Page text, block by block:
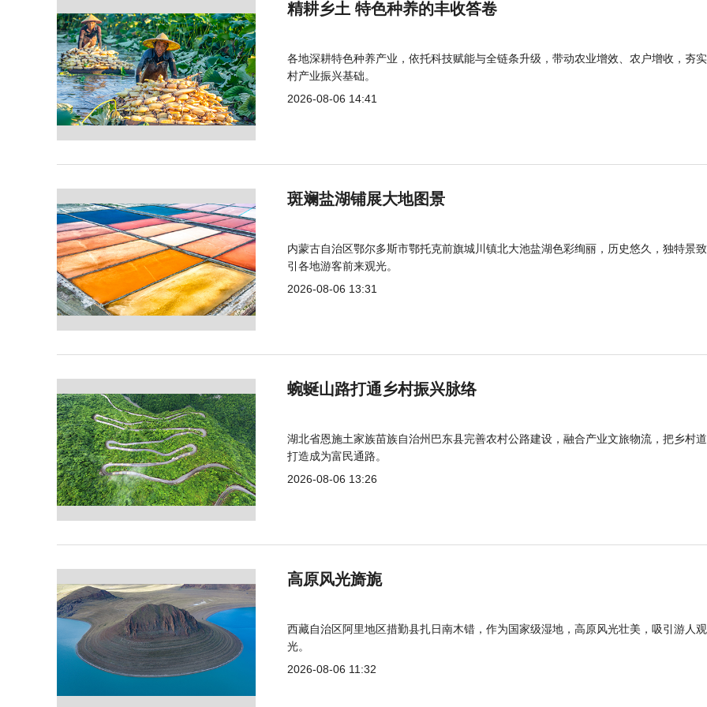
精耕乡土 特色种养的丰收答卷
各地深耕特色种养产业，依托科技赋能与全链条升级，带动农业增效、农户增收，夯
村产业振兴基础。
2026-08-06 14:41
斑斓盐湖铺展大地图景
内蒙古自治区鄂尔多斯市鄂托克前旗城川镇北大池盐湖色彩绚丽，历史悠久，独特景
引各地游客前来观光。
2026-08-06 13:31
蜿蜒山路打通乡村振兴脉络
湖北省恩施土家族苗族自治州巴东县完善农村公路建设，融合产业文旅物流，把乡村
打造成为富民通路。
2026-08-06 13:26
高原风光旖旎
西藏自治区阿里地区措勤县扎日南木错，作为国家级湿地，高原风光壮美，吸引游人观
光。
2026-08-06 11:32